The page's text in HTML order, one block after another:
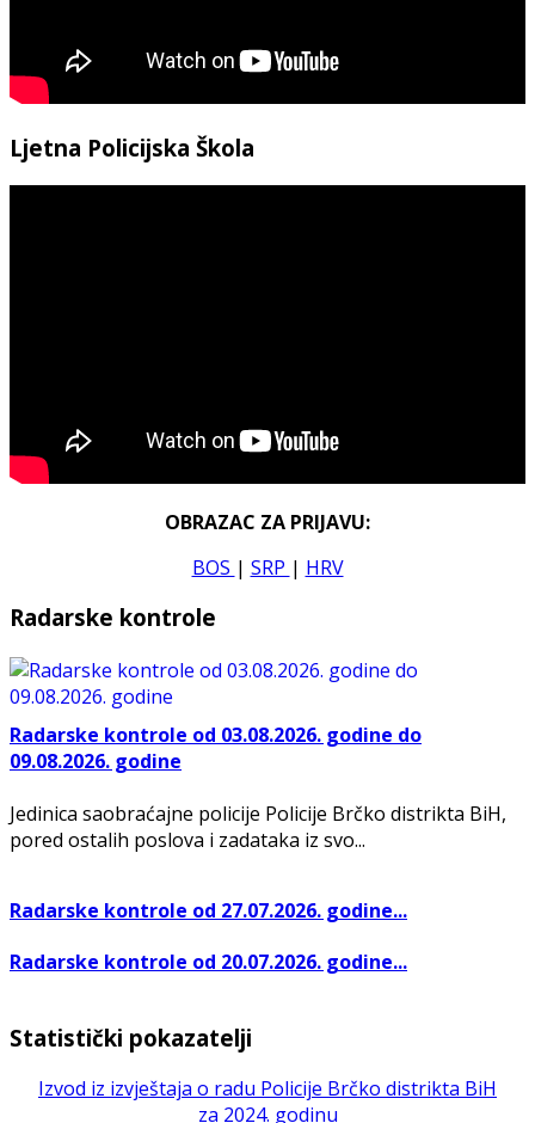
Ljetna Policijska Škola
OBRAZAC ZA PRIJAVU:
BOS | SRP | HRV
Radarske kontrole
Radarske kontrole od 03.08.2026. godine do
09.08.2026. godine
Jedinica saobraćajne policije Policije Brčko distrikta BiH,
pored ostalih poslova i zadataka iz svo...
Radarske kontrole od 27.07.2026. godine...
Radarske kontrole od 20.07.2026. godine...
Statistički pokazatelji
Izvod iz izvještaja o radu Policije Brčko distrikta BiH
za 2024. godinu